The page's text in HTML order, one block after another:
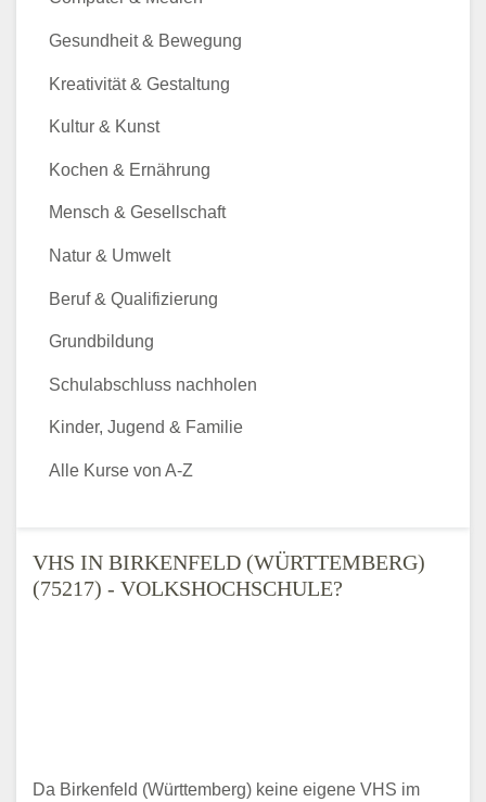
VHS IN BIRKENFELD (WÜRTTEMBERG)
(75217) - VOLKSHOCHSCHULE?
Da Birkenfeld (Württemberg) keine eigene VHS im
Gesundheit & Bewegung
Kreativität & Gestaltung
Kultur & Kunst
Kochen & Ernährung
Mensch & Gesellschaft
Natur & Umwelt
Beruf & Qualifizierung
Grundbildung
Schulabschluss nachholen
Kinder, Jugend & Familie
Alle Kurse von A-Z